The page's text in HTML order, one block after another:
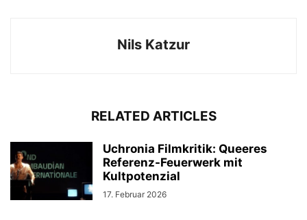
Nils Katzur
RELATED ARTICLES
Uchronia Filmkritik: Queeres
Referenz-Feuerwerk mit
Kultpotenzial
17. Februar 2026